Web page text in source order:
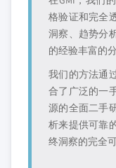
格验证和完全
洞察、趋势分
的经验丰富的
我们的方法通
合了广泛的一
源的全面二手
析来提供可靠
终洞察的完全